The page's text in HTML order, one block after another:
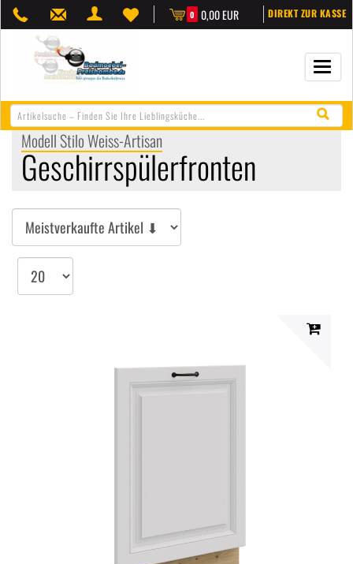
0,00 EUR
0 DIREKT ZUR KASSE
Modell Stilo Weiss-Artisan
Geschirrspülerfronten
Sortieren
Artikel
Seite